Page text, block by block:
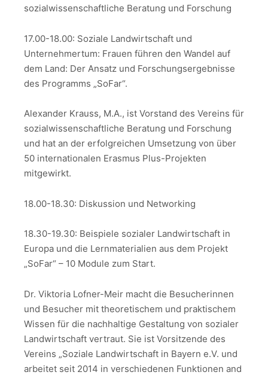
sozialwissenschaftliche Beratung und Forschung
17.00-18.00: Soziale Landwirtschaft und
Unternehmertum: Frauen führen den Wandel auf
dem Land: Der Ansatz und Forschungsergebnisse
des Programms „SoFar“.
Alexander Krauss, M.A., ist Vorstand des Vereins für
sozialwissenschaftliche Beratung und Forschung
und hat an der erfolgreichen Umsetzung von über
50 internationalen Erasmus Plus-Projekten
mitgewirkt.
18.00-18.30: Diskussion und Networking
18.30-19.30: Beispiele sozialer Landwirtschaft in
Europa und die Lernmaterialien aus dem Projekt
„SoFar“ – 10 Module zum Start.
Dr. Viktoria Lofner-Meir macht die Besucherinnen
und Besucher mit theoretischem und praktischem
Wissen für die nachhaltige Gestaltung von sozialer
Landwirtschaft vertraut. Sie ist Vorsitzende des
Vereins „Soziale Landwirtschaft in Bayern e.V. und
arbeitet seit 2014 in verschiedenen Funktionen and